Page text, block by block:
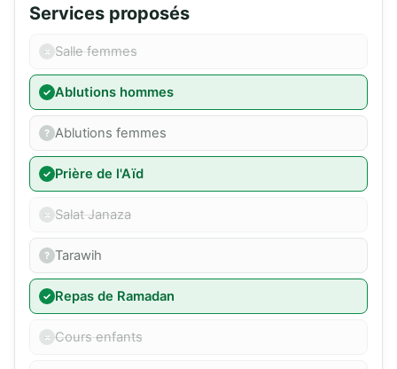
Services proposés
Salle femmes
Ablutions hommes
Ablutions femmes
Prière de l'Aïd
Salat Janaza
Tarawih
Repas de Ramadan
Cours enfants